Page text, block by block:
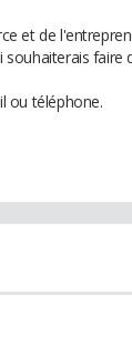
et de
souhaiterais faire
ou téléphone.